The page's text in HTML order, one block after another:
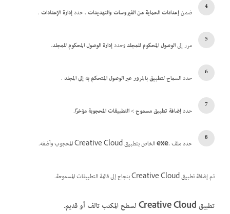
ضمنإعدادات الحماية من الفيروسات والتهديدات، حددإدارة الإعدادات.
مرر إلىالوصول المحكوم للمجلدوحددإدارة الوصول المحكوم للمجلد.
حددالسماح لتطبيق بالمرور عبر الوصول المتحكم به إلى المجلد.
حددإضافة تطبيق مسموح>التطبيقات المحجوبة مؤخرًا.
حدد ملف.exe الخاص بتطبيق Creative Cloud المحجوب وأضفه.
تم إضافة تطبيق Creative Cloud بنجاح إلى قائمة التطبيقات المسموحة.
تطبيق Creative Cloud لسطح المكتب تالف أو قديم.